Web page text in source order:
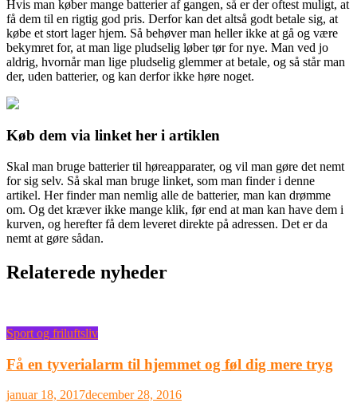
Hvis man køber mange batterier af gangen, så er der oftest muligt, at
få dem til en rigtig god pris. Derfor kan det altså godt betale sig, at
købe et stort lager hjem. Så behøver man heller ikke at gå og være
bekymret for, at man lige pludselig løber tør for nye. Man ved jo
aldrig, hvornår man lige pludselig glemmer at betale, og så står man
der, uden batterier, og kan derfor ikke høre noget.
Køb dem via linket her i artiklen
Skal man bruge batterier til høreapparater, og vil man gøre det nemt
for sig selv. Så skal man bruge linket, som man finder i denne
artikel. Her finder man nemlig alle de batterier, man kan drømme
om. Og det kræver ikke mange klik, før end at man kan have dem i
kurven, og herefter få dem leveret direkte på adressen. Det er da
nemt at gøre sådan.
Relaterede nyheder
Sport og friluftsliv
Få en tyverialarm til hjemmet og føl dig mere tryg
januar 18, 2017december 28, 2016